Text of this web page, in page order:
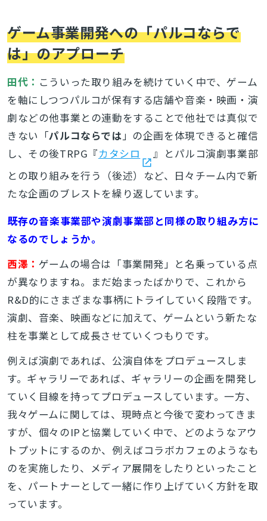
ゲーム事業開発への「パルコならで
は」のアプローチ
田代： こういった取り組みを続けていく中で、ゲーム
を軸にしつつパルコが保有する店舗や音楽・映画・演
劇などの他事業との連動をすることで他社では真似で
きない「パルコならでは」の企画を体現できると確信
し、その後TRPG『カタシロ
』とパルコ演劇事業部
との取り組みを行う（後述）など、日々チーム内で新
たな企画のブレストを繰り返しています。
――既存の音楽事業部や演劇事業部と同様の取り組み方に
なるのでしょうか。
西澤： ゲームの場合は「事業開発」と名乗っている点
が異なりますね。まだ始まったばかりで、これから
R&D的にさまざまな事柄にトライしていく段階です。
演劇、音楽、映画などに加えて、ゲームという新たな
柱を事業として成長させていくつもりです。
例えば演劇であれば、公演自体をプロデュースしま
す。ギャラリーであれば、ギャラリーの企画を開発し
ていく目線を持ってプロデュースしています。一方、
我々ゲームに関しては、現時点と今後で変わってきま
すが、個々のIPと協業していく中で、どのようなアウ
トプットにするのか、例えばコラボカフェのようなも
のを実施したり、メディア展開をしたりといったこと
を、パートナーとして一緒に作り上げていく方針を取
っています。
検索